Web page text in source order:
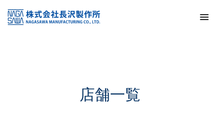
KSS加盟店・取扱店情報
店舗一覧
店舗一覧